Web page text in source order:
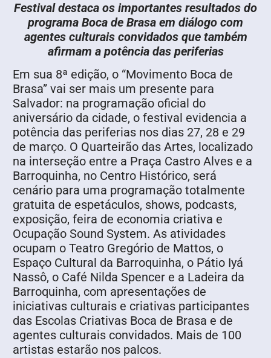
Festival destaca os importantes resultados do
programa Boca de Brasa em diálogo com
agentes culturais convidados que também
afirmam a potência das periferias
Em sua 8ª edição, o “Movimento Boca de
Brasa” vai ser mais um presente para
Salvador: na programação oficial do
aniversário da cidade, o festival evidencia a
potência das periferias nos dias 27, 28 e 29
de março. O Quarteirão das Artes, localizado
na interseção entre a Praça Castro Alves e a
Barroquinha, no Centro Histórico, será
cenário para uma programação totalmente
gratuita de espetáculos, shows, podcasts,
exposição, feira de economia criativa e
Ocupação Sound System. As atividades
ocupam o Teatro Gregório de Mattos, o
Espaço Cultural da Barroquinha, o Pátio Iyá
Nassô, o Café Nilda Spencer e a Ladeira da
Barroquinha, com apresentações de
iniciativas culturais e criativas participantes
das Escolas Criativas Boca de Brasa e de
agentes culturais convidados. Mais de 100
artistas estarão nos palcos.